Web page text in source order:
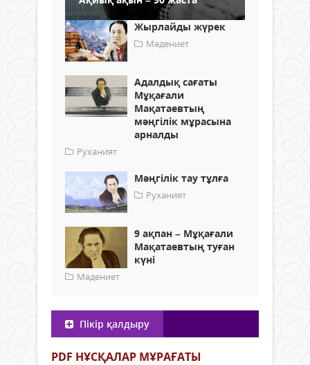
Жырлайды жүрек
Мәдениет
Адалдық сағаты
Мұқағали
Мақатаевтың
мәңгілік мұрасына
арналды
Руханият
Мәңгілік тау тұлға
Руханият
9 ақпан – Мұқағали
Мақатаевтың туған
күні
Мәдениет
Пікір қалдыру
PDF НҰСҚАЛАР МҰРАҒАТЫ